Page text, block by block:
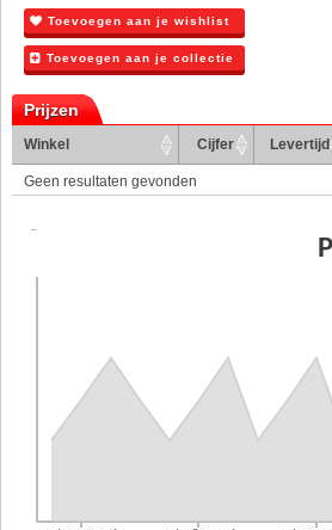
Toevoegen aan je wishlist
Toevoegen aan je collectie
Prijzen
Winkel Cijfer Levertijd
Geen resultaten gevonden